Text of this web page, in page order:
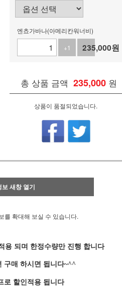
엔쵸가바나(아메리칸워너비)
+1
-1
235,000원
총 상품 금액 235,000 원
상품이 품절되었습니다.
새창 열기
를 확대해 보실 수 있습니다.
용 되며 한정수량만 진행 합니다
구매 하시면 됩니다~^^
로 할인적용 됩니다